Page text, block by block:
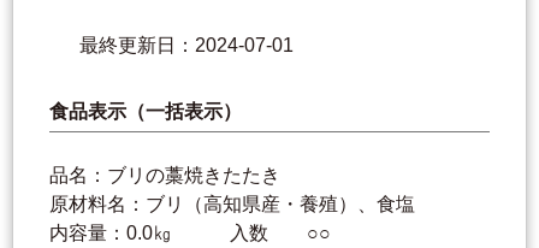
最終更新日：2024-07-01
食品表示（一括表示）
品名：ブリの藁焼きたたき
原材料名：ブリ（高知県産・養殖）、食塩
内容量：0.0㎏ 入数 ○○